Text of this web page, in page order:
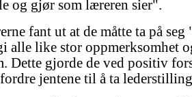
og gjør som læreren sier".
fant ut at de måtte ta på
alle like stor oppmerksomhet
Dette gjorde de ved positiv
jentene til å ta